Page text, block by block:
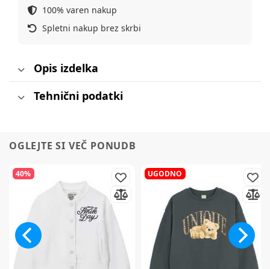
100% varen nakup
Spletni nakup brez skrbi
Opis izdelka
Tehnični podatki
OGLEJTE SI VEČ PONUDB
40% UGODNO